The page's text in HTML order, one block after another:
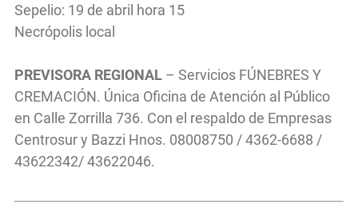
Sepelio: 19 de abril hora 15
Necrópolis local
PREVISORA REGIONAL – Servicios FÚNEBRES Y
CREMACIÓN. Única Oficina de Atención al Público
en Calle Zorrilla 736. Con el respaldo de Empresas
Centrosur y Bazzi Hnos. 08008750 / 4362-6688 /
43622342/ 43622046.